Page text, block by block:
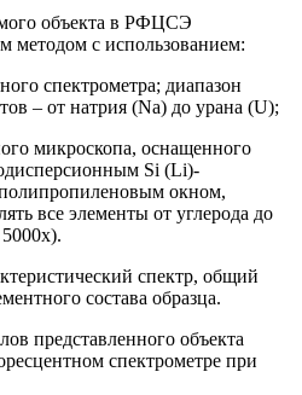
объекта в РФЦСЭ
методом с использованием:
спектрометра; диапазон
– от натрия (Na) до урана (U);
микроскопа, оснащенного
Si (Li)-
окном,
все элементы от углерода до
спектр, общий
состава образца.
представленного объекта
спектрометре при